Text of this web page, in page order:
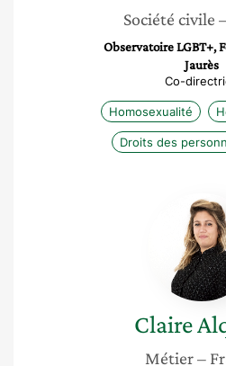
Société civile
Observatoire LGBT+,
Jaurès
Co-
Homosexualité
Droits des
Claire
Métier–